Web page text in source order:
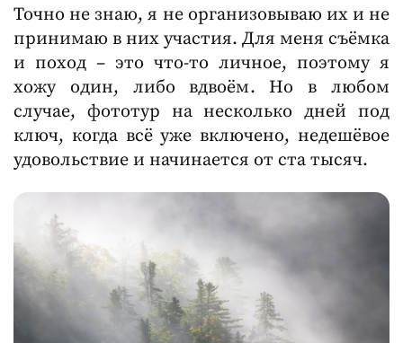
Точно не знаю, я не организовываю их и не
принимаю в них участия. Для меня съёмка
и поход – это что-то личное, поэтому я
хожу один, либо вдвоём. Но в любом
случае, фототур на несколько дней под
ключ, когда всё уже включено, недешёвое
удовольствие и начинается от ста тысяч.